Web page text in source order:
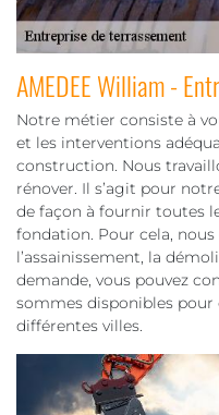
AMEDEE William -
Notre métier consiste à
et les interventions
construction. Nous
rénover. Il s’agit pour
de façon à fournir toutes
fondation. Pour cela,
l’assainissement, la
demande, vous pouvez
sommes disponibles pour
différentes villes.